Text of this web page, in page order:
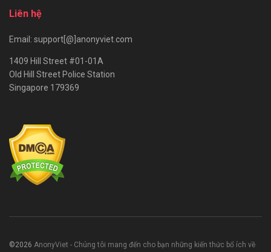
Liên hệ
Email: support[@]anonyviet.com
1409 Hill Street #01-01A
Old Hill Street Police Station
Singapore 179369
©2026 AnonyViet - Chúng tôi mang đến cho bạn những kiến thức bổ ích về